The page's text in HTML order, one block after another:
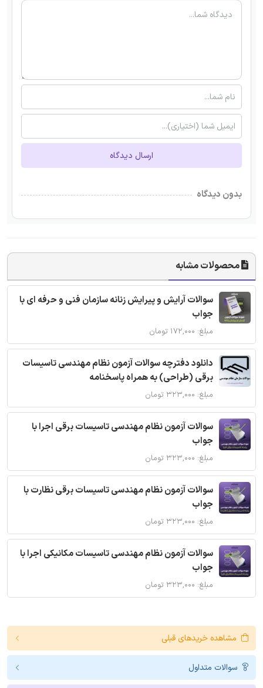
ارسال دیدگاه
بدون دیدگاه
محصولات مشابه
سوالات آرایش و پیرایش زنانه سازمان فنی و حرفه ای با
جواب
مبلغ: ۱۷۲,۰۰۰ تومان
دانلود دفترچه سوالات آزمون نظام مهندسی تاسیسات
برقی (طراحی) به همراه پاسخنامه
مبلغ: ۳۲۳,۰۰۰ تومان
سوالات آزمون نظام مهندسی تاسیسات برقی اجرا با
جواب
مبلغ: ۳۲۳,۰۰۰ تومان
سوالات آزمون نظام مهندسی تاسیسات برقی نظارت با
جواب
مبلغ: ۳۲۳,۰۰۰ تومان
سوالات آزمون نظام مهندسی تاسیسات مکانیکی اجرا با
جواب
مبلغ: ۳۲۳,۰۰۰ تومان
مشاهده خریدهای قبلی
سوالات متداول